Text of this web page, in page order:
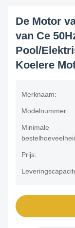
De Motor
van Ce
Pool/
Koelere
Merknaam:
Modelnummer:
Minimale
Prijs: